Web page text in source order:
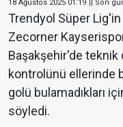
18 Ağustos 2025 01:19 || Son
Trendyol Süper
Zecorner
Başakşehir'de teknik
kontrolünü ellerinde
golü bulamadıkları
söyledi.